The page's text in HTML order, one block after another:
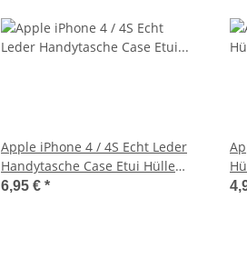
Apple iPhone 4 / 4S Echt Leder
Handytasche Case Etui Hülle
Pink
6,95 € *